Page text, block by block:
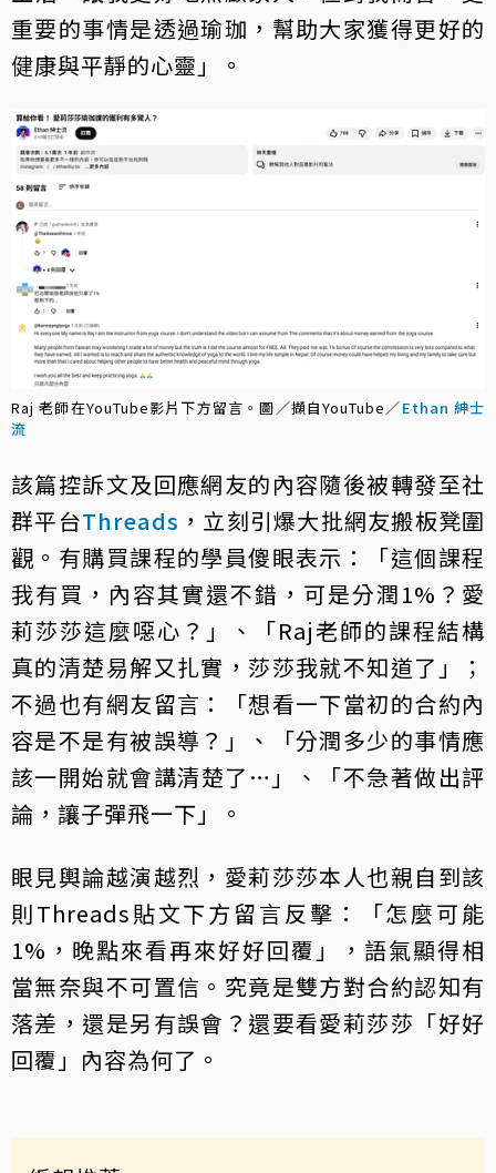
重要的事情是透過瑜珈，幫助大家獲得更好的
健康與平靜的心靈」。
Raj 老師在YouTube影片下方留言。圖／擷自YouTube／Ethan 紳士
流
該篇控訴文及回應網友的內容隨後被轉發至社
群平台Threads ，立刻引爆大批網友搬板凳圍
觀。有購買課程的學員傻眼表示：「這個課程
我有買，內容其實還不錯，可是分潤1%？愛
莉莎莎這麼噁心？」、「Raj老師的課程結構
真的清楚易解又扎實，莎莎我就不知道了」；
不過也有網友留言：「想看一下當初的合約內
容是不是有被誤導？」、「分潤多少的事情應
該一開始就會講清楚了…」、「不急著做出評
論，讓子彈飛一下」。
眼見輿論越演越烈，愛莉莎莎本人也親自到該
則Threads貼文下方留言反擊：「怎麼可能
1%，晚點來看再來好好回覆」，語氣顯得相
當無奈與不可置信。究竟是雙方對合約認知有
落差，還是另有誤會？還要看愛莉莎莎「好好
回覆」內容為何了。